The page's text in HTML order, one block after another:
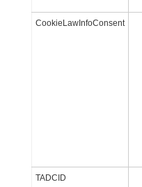
CookieLawInfoConsent
TADCID